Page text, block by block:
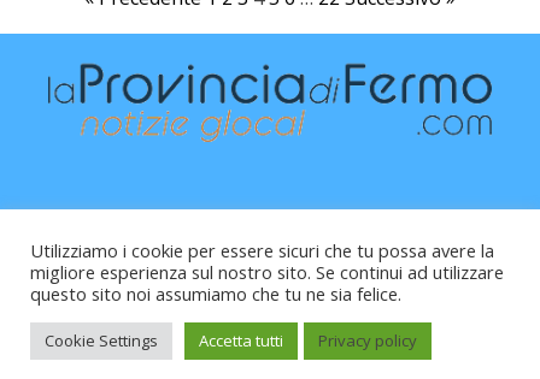
Raffaele Vitali - via Leopardi 10 - 61121 Pesaro (PU) -
Cod.Fisc VTLRFL77B02L500Y - Testata giornalistica, aut.
Trib.Fermo n.04/2010 del 05/08/2010
Utilizziamo i cookie per essere sicuri che tu possa avere la
migliore esperienza sul nostro sito. Se continui ad utilizzare
questo sito noi assumiamo che tu ne sia felice.
Cookie Settings Accetta tutti Privacy policy